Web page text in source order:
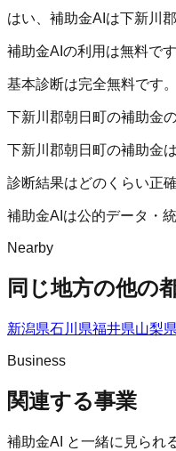
はい、補助金AIは下新川
補助金AIの利用は無料で
基本診断は完全無料です
下新川郡朝日町の補助金
下新川郡朝日町の補助金
診断結果はどのくらい正
補助金AIは公的データ・
Nearby
同じ地方の他の
新潟県石川県福井県山梨県
Business
関連する事業
補助金AI と一緒に見られ